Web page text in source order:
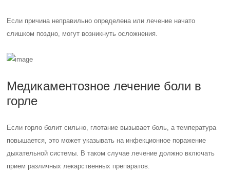
Если причина неправильно определена или лечение начато
слишком поздно, могут возникнуть осложнения.
Медикаментозное лечение боли в
горле
Если горло болит сильно, глотание вызывает боль, а температура
повышается, это может указывать на инфекционное поражение
дыхательной системы. В таком случае лечение должно включать
прием различных лекарственных препаратов.